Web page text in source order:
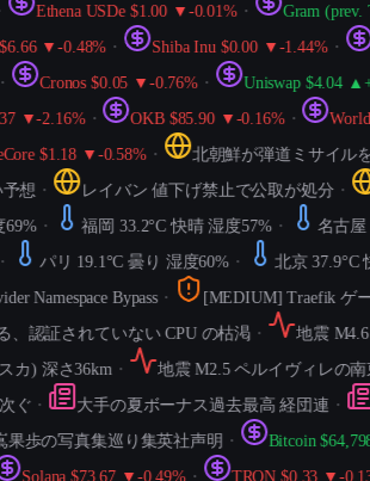
Ethena USDe $1.00 ▼-0.01%・ Gram (prev.
▼-0.48%・ Shiba Inu $0.00 ▼-1.44%・
Cronos $0.05 ▼-0.76%・ Uniswap $4.04
2.16%・ OKB $85.90 ▼-0.16%・ World
$1.18 ▼-0.58%・ 北朝鮮が弾道ミサイルを発
・ レイバン 値下げ禁止で公取が処分・
・ 福岡 33.2°C 快晴 湿度57%・ 名古屋
パリ 19.1°C 曇り 湿度60%・ 北京 37.9°C 快
Bypass・ [MEDIUM] Traefik ゲート
証されていない CPU の枯渇・ 地震 M4.6
深さ36km・ 地震 M2.5 ペルイヴィレの南東
・ 大手の夏ボーナス過去最高 経団連・ 原
の写真集巡り集英社声明・ Bitcoin $64,798
$73.67 ▼-0.49%・ TRON $0.33 ▼-0.13%